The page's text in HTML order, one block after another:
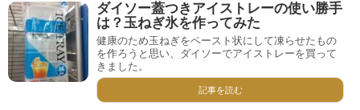
ダイソー蓋つきアイストレーの使い勝手
は？玉ねぎ氷を作ってみた
健康のため玉ねぎをペースト状にして凍らせたもの
を作ろうと思い、ダイソーでアイストレーを買って
きました。
記事を読む